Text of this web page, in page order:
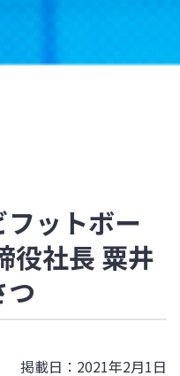
ットボー
役社長 粟井
掲載日：2021年2月1日